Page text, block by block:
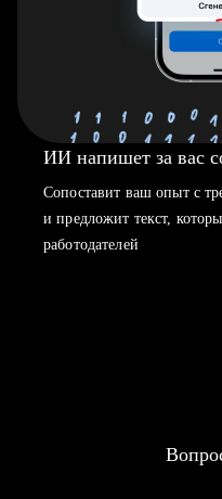
ИИ напишет за вас
Сопоставит ваш опыт с
и предложит текст,
работодателей